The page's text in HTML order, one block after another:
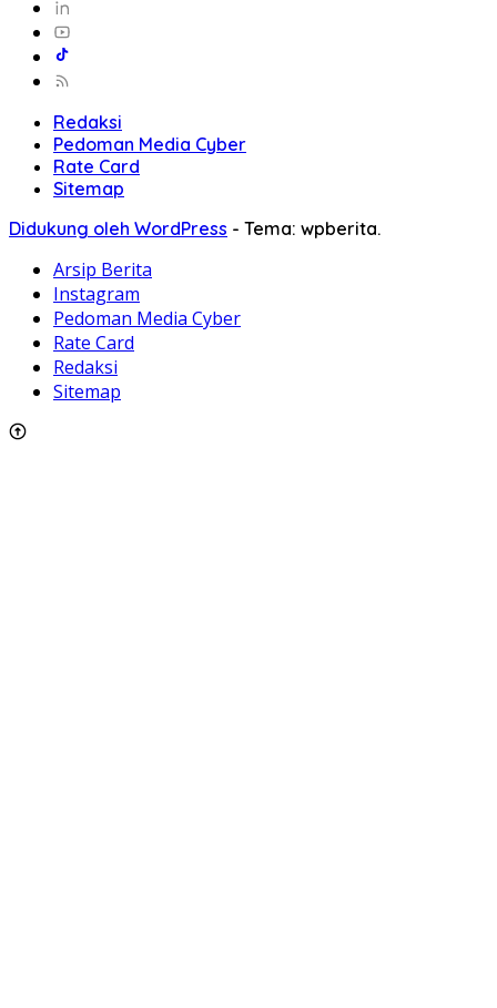
Redaksi
Pedoman Media Cyber
Rate Card
Sitemap
Didukung oleh WordPress - Tema: wpberita.
Arsip Berita
Instagram
Pedoman Media Cyber
Rate Card
Redaksi
Sitemap